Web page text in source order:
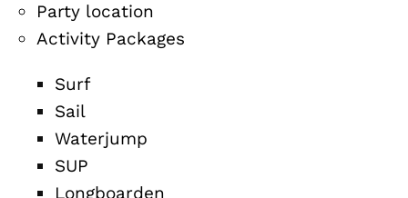
Party location
Activity Packages
Surf
Sail
Waterjump
SUP
Longboarden